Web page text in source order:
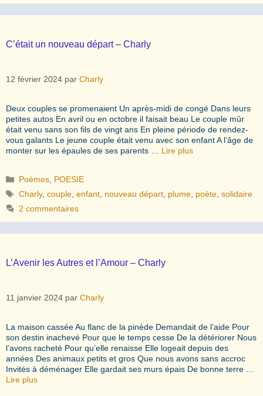
C’était un nouveau départ – Charly
12 février 2024 par Charly
Deux couples se promenaient Un après-midi de congé Dans leurs
petites autos En avril ou en octobre il faisait beau Le couple mûr
était venu sans son fils de vingt ans En pleine période de rendez-
vous galants Le jeune couple était venu avec son enfant A l’âge de
monter sur les épaules de ses parents … Lire plus
Catégories
Poèmes POESIE
Étiquettes
Charly,couple ,enfant nouveau départ plume poète ,solidaire
2 commentaires
L’Avenir les Autres et l’Amour – Charly
11 janvier 2024 par Charly
La maison cassée Au flanc de la pinède Demandait de l’aide Pour
son destin inachevé Pour que le temps cesse De la détériorer Nous
l’avons racheté Pour qu’elle renaisse Elle logeait depuis des
années Des animaux petits et gros Que nous avons sans accroc
Invités à déménager Elle gardait ses murs épais De bonne terre …
Lire plus